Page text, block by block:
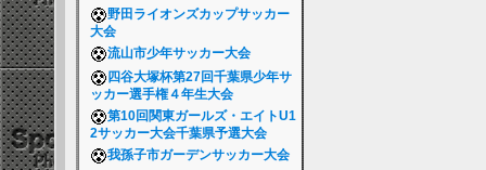
野田ライオンズカップサッカー
大会
流山市少年サッカー大会
四谷大塚杯第27回千葉県少年サ
ッカー選手権４年生大会
第10回関東ガールズ・エイトU1
2サッカー大会千葉県予選大会
我孫子市ガーデンサッカー大会